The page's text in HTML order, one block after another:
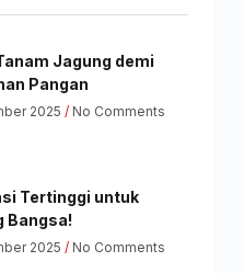
Jagung demi
Pangan
2025 No Comments
Tertinggi untuk
Bangsa!
2025 No Comments